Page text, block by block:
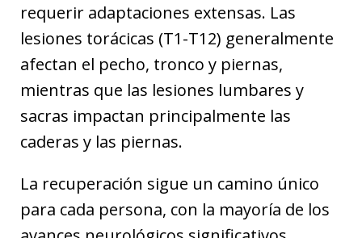
requerir adaptaciones extensas. Las
lesiones torácicas (T1-T12) generalmente
afectan el pecho, tronco y piernas,
mientras que las lesiones lumbares y
sacras impactan principalmente las
caderas y las piernas.
La recuperación sigue un camino único
para cada persona, con la mayoría de los